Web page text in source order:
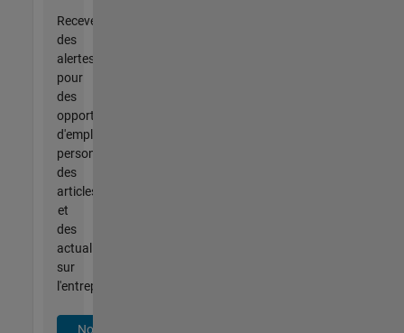
Recevez
des
alertes
pour
des
opportunités
d'emploi
personnalisées,
des
articles
et
des
actualités
sur
l'entreprise.
Nous